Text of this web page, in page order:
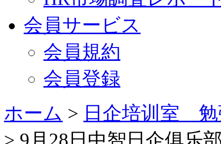
会員サービス
会員規約
会員登録
ホーム > 日企培训室 勉
> 9月28日中智日企俱乐